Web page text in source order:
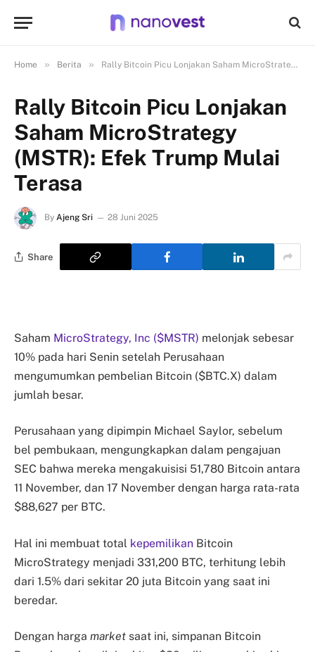
Home » Berita » Rally Bitcoin Picu Lonjakan Saham MicroStrategy (MSTR): Efek Trump Mulai Terasa
Rally Bitcoin Picu Lonjakan
Saham MicroStrategy
(MSTR): Efek Trump Mulai
Terasa
By Ajeng Sri 28 Juni 2025
Share
Saham MicroStrategy, Inc ($MSTR) melonjak sebesar
10% pada hari Senin setelah Perusahaan
mengumumkan pembelian Bitcoin ($BTC.X) dalam
jumlah besar.
Perusahaan yang dipimpin Michael Saylor, sebelum
bel pembukaan, mengungkapkan dalam pengajuan
SEC bahwa mereka mengakuisisi 51,780 Bitcoin antara
11 November, dan 17 November dengan harga rata-rata
$88,627 per BTC.
Hal ini membuat total kepemilikan Bitcoin
MicroStrategy menjadi 331,200 BTC, terhitung lebih
dari 1.5% dari sekitar 20 juta Bitcoin yang saat ini
beredar.
Dengan harga market saat ini, simpanan Bitcoin